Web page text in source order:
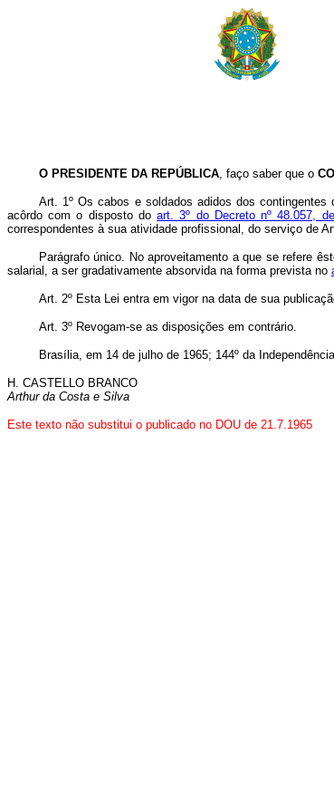
O PRESIDENTE DA REPÚBLICA, faço saber que o
Art. 1º Os cabos e soldados adidos dos
acôrdo com o disposto doart. 3º do Decreto nº 48.057,
correspondentes à sua atividade profissional, do serviço de
Parágrafo único. No aproveitamento a que se refere
salarial, a ser gradativamente absorvida na forma prevista no
Art. 2º Esta Lei entra em vigor na data de sua
Art. 3º Revogam-se as disposições em contrário.
Brasília, em 14 de julho de 1965; 144º da
H. CASTELLO BRANCO
Arthur da Costa e Silva
Este texto não substitui o publicado no DOU de 21.7.1965